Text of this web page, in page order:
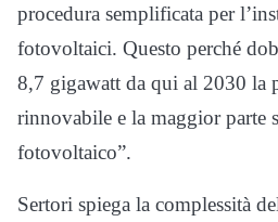
procedura semplificata per
fotovoltaici. Questo perché
8,7 gigawatt da qui al 2030 la
rinnovabile e la maggior parte
fotovoltaico”.
Sertori spiega la complessità